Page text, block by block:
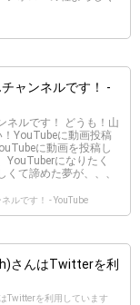
ャンネルです！ -
ネルです！ どうも！山
YouTubeに動画投稿
に動画を投稿し
YouTuberになりたく
て諦めた夢が、、、
ルです！ - YouTube
さんはTwitterを利
Twitterを利用しています